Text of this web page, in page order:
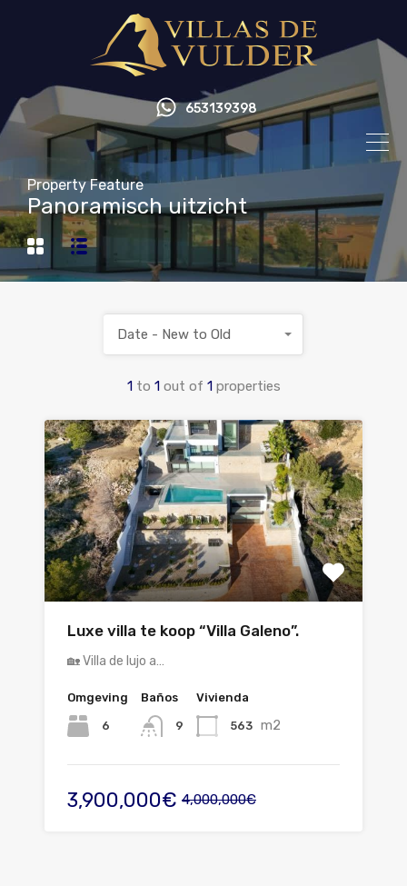
653139398
Property Feature
Panoramisch uitzicht
1 to 1 out of 1 properties
Date - New to Old
Luxe villa te koop “Villa Galeno”.
🏡 Villa de lujo a…
Omgeving
6
Baños
9
Vivienda
563 m2
3,900,000€ 4,000,000€